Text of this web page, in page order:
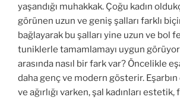
yaşandığı muhakkak. Çoğu kadın
görünen uzun ve geniş şalları farklı
bağlayarak bu şalları yine uzun ve bol
tuniklerle tamamlamayı uygun
arasında nasıl bir fark var? Öncelikle
daha genç ve modern gösterir. Eşarbın
ve ağırlığı varken, şal kadınları estetik,